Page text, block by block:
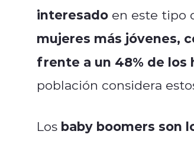
interesado en este tipo
mujeres más jóvenes,
frente a un 48% de los
población considera
Los baby boomers son